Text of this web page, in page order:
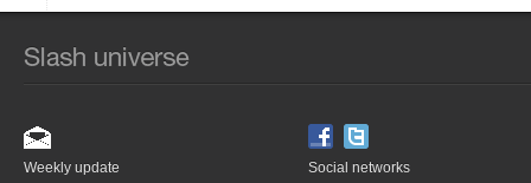
Weekly update
Social networks